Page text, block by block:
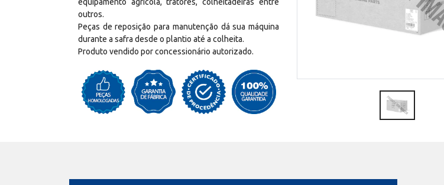
outros.
Peças de reposição para manutenção dá sua máquina
durante a safra desde o plantio até a colheita.
Produto vendido por concessionário autorizado.